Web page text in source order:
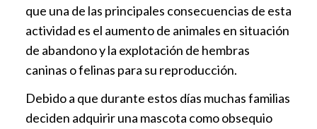
que una de las principales consecuencias de esta
actividad es el aumento de animales en situación
de abandono y la explotación de hembras
caninas o felinas para su reproducción.
Debido a que durante estos días muchas familias
deciden adquirir una mascota como obsequio